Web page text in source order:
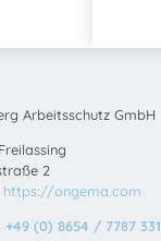
Arbeitsschutz GmbH
2
https://ongema.com
+49 (0) 8654 / 7787 331